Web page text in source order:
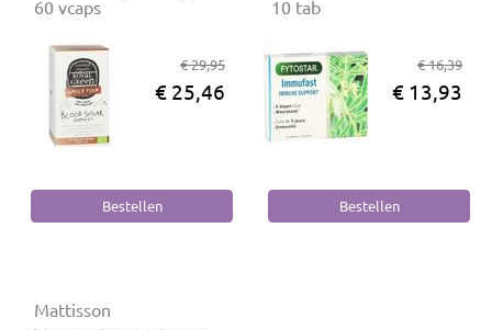
60 vcaps
€ 29,95
€ 25,46
10 tab
€ 16,39
€ 13,93
Mattisson